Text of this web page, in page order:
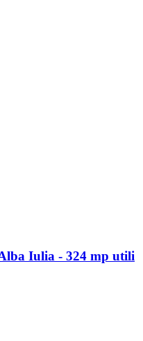
Iulia - 324 mp utili